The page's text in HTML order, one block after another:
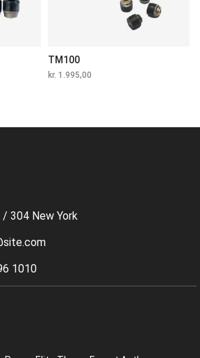
TM100
kr. 1.995,00
304 New York
1010